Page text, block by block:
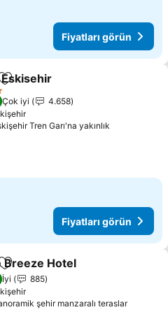
Fiyatları görün
Favorilerime ekle
Çok iyi
4.658
Tren Garı'na yakınlık
Fiyatları görün
Favorilerime ekle
Breeze Hotel
İyi
885
şehir manzaralı teraslar